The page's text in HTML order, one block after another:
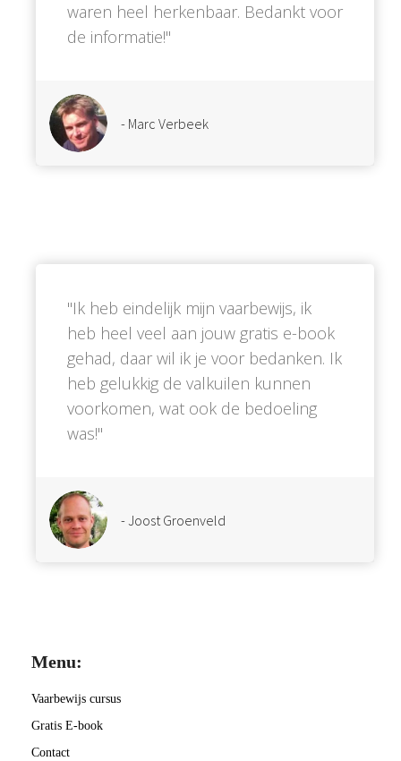
waren heel herkenbaar. Bedankt voor
de informatie!''
- Marc Verbeek
''Ik heb eindelijk mijn vaarbewijs, ik
heb heel veel aan jouw gratis e-book
gehad, daar wil ik je voor bedanken. Ik
heb gelukkig de valkuilen kunnen
voorkomen, wat ook de bedoeling
was!''
- Joost Groenveld
Menu:
Vaarbewijs cursus
Gratis E-book
Contact